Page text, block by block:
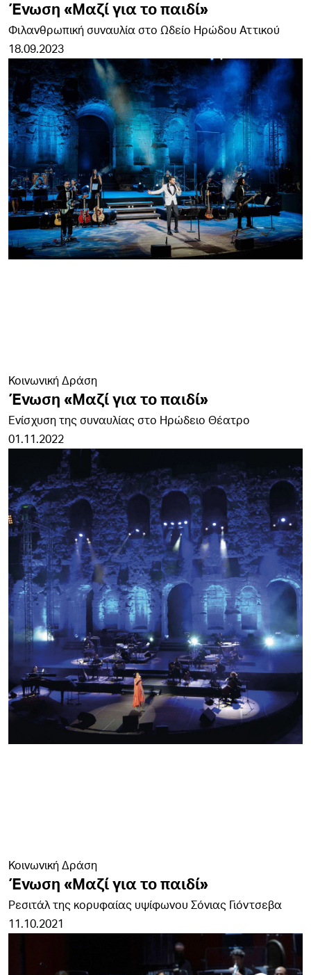
Ένωση «Μαζί για το παιδί»
Φιλανθρωπική συναυλία στο Ωδείο Ηρώδου Αττικού
18.09.2023
Κοινωνική Δράση
Ένωση «Μαζί για το παιδί»
Ενίσχυση της συναυλίας στο Ηρώδειο Θέατρο
01.11.2022
Κοινωνική Δράση
Ένωση «Μαζί για το παιδί»
Ρεσιτάλ της κορυφαίας υψίφωνου Σόνιας Γιόντσεβα
11.10.2021